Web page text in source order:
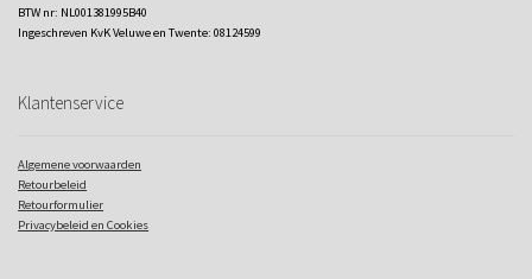
BTW nr: NL001381995B40
Ingeschreven KvK Veluwe en Twente: 08124599
Klantenservice
Algemene voorwaarden
Retourbeleid
Retourformulier
Privacybeleid en Cookies